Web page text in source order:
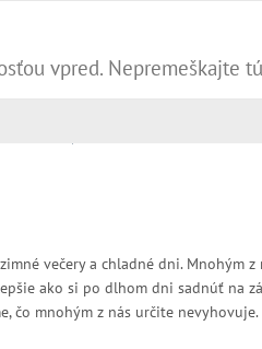
večery a chladné dni. Mnohým z
ako si po dlhom dni sadnúť na
čo mnohým z nás určite